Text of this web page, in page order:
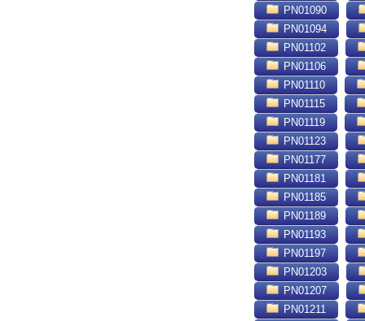
PN01090
PN01094
PN01102
PN01106
PN01110
PN01115
PN01119
PN01123
PN01177
PN01181
PN01185
PN01189
PN01193
PN01197
PN01203
PN01207
PN01211